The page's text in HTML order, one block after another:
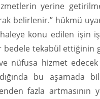
yerine
belirlenir.” hükmü
ihaleye konu edilen
bedele tekabül ettiğinin
nüfusa hizmet
bu aşamada
fazla artmasının